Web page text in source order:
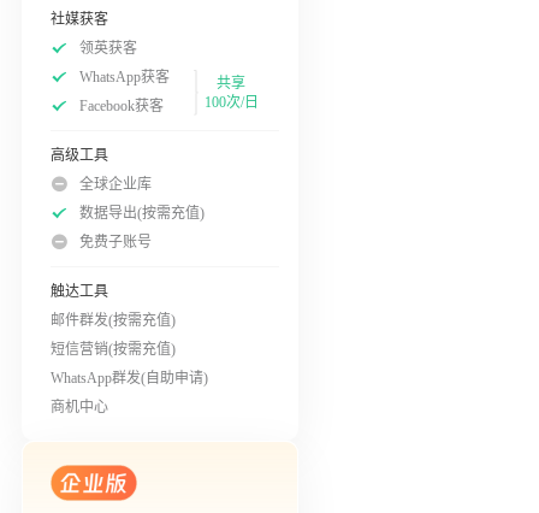
社媒获客
领英获客
WhatsApp获客
Facebook获客
共享
100次/日
高级工具
全球企业库
数据导出(按需充值)
免费子账号
触达工具
邮件群发(按需充值)
短信营销(按需充值)
WhatsApp群发(自助申请)
商机中心